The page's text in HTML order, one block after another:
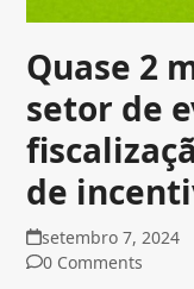
Quase 2
setor de
de
setembro 7, 2024
0 Comments